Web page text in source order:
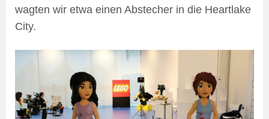
wagten wir etwa einen Abstecher in die Heartlake
City.